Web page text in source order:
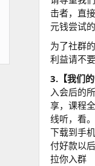
击者，直
元钱尝试
为了社群
利益请不
3.【我们的
入会后的
享，课程
线听，看
下载到手
付好款以
拉你入群